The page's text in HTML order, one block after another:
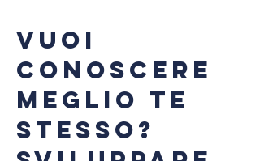
Vuoi
conoscere
meglio te
stesso?